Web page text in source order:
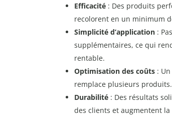
Efficacité : Des produits
recolorent en un minimum
Simplicité d’application :
supplémentaires, ce qui
rentable.
Optimisation des coûts :
remplace plusieurs produits.
Durabilité : Des résultats
des clients et augmentent la